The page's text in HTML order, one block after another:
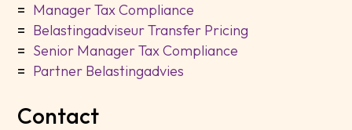
Manager Tax Compliance
Belastingadviseur Transfer Pricing
Senior Manager Tax Compliance
Partner Belastingadvies
Contact